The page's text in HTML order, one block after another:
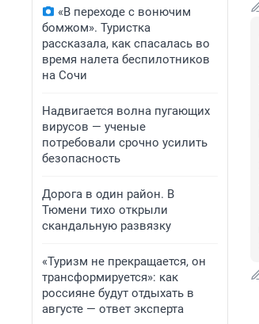
«В переходе с вонючим
бомжом». Туристка
рассказала, как спасалась во
время налета беспилотников
на Сочи
Надвигается волна пугающих
вирусов — ученые
потребовали срочно усилить
безопасность
Дорога в один район. В
Тюмени тихо открыли
скандальную развязку
«Туризм не прекращается, он
трансформируется»: как
россияне будут отдыхать в
августе — ответ эксперта